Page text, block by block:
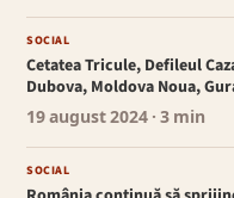
SOCIAL
Cetatea Tricule, Defileul
Dubova, Moldova Noua,
19 august 2024 · 3 min
SOCIAL